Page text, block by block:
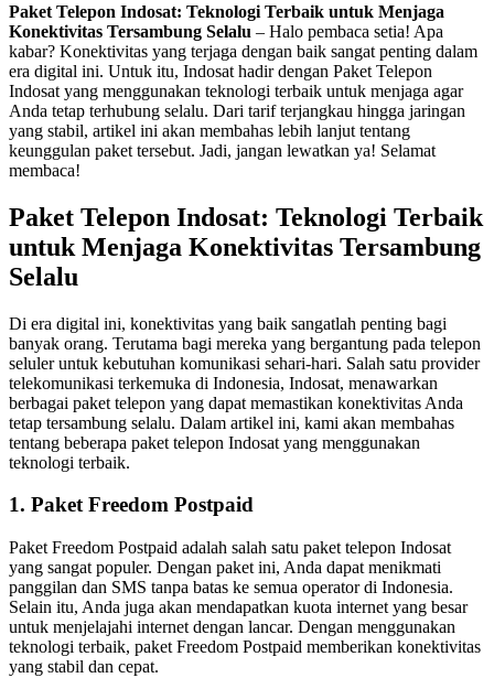
Paket Telepon Indosat: Teknologi Terbaik untuk Menjaga
Konektivitas Tersambung Selalu – Halo pembaca setia! Apa
kabar? Konektivitas yang terjaga dengan baik sangat penting dalam
era digital ini. Untuk itu, Indosat hadir dengan Paket Telepon
Indosat yang menggunakan teknologi terbaik untuk menjaga agar
Anda tetap terhubung selalu. Dari tarif terjangkau hingga jaringan
yang stabil, artikel ini akan membahas lebih lanjut tentang
keunggulan paket tersebut. Jadi, jangan lewatkan ya! Selamat
membaca!
Paket Telepon Indosat: Teknologi Terbaik
untuk Menjaga Konektivitas Tersambung
Selalu
Di era digital ini, konektivitas yang baik sangatlah penting bagi
banyak orang. Terutama bagi mereka yang bergantung pada telepon
seluler untuk kebutuhan komunikasi sehari-hari. Salah satu provider
telekomunikasi terkemuka di Indonesia, Indosat, menawarkan
berbagai paket telepon yang dapat memastikan konektivitas Anda
tetap tersambung selalu. Dalam artikel ini, kami akan membahas
tentang beberapa paket telepon Indosat yang menggunakan
teknologi terbaik.
1. Paket Freedom Postpaid
Paket Freedom Postpaid adalah salah satu paket telepon Indosat
yang sangat populer. Dengan paket ini, Anda dapat menikmati
panggilan dan SMS tanpa batas ke semua operator di Indonesia.
Selain itu, Anda juga akan mendapatkan kuota internet yang besar
untuk menjelajahi internet dengan lancar. Dengan menggunakan
teknologi terbaik, paket Freedom Postpaid memberikan konektivitas
yang stabil dan cepat.